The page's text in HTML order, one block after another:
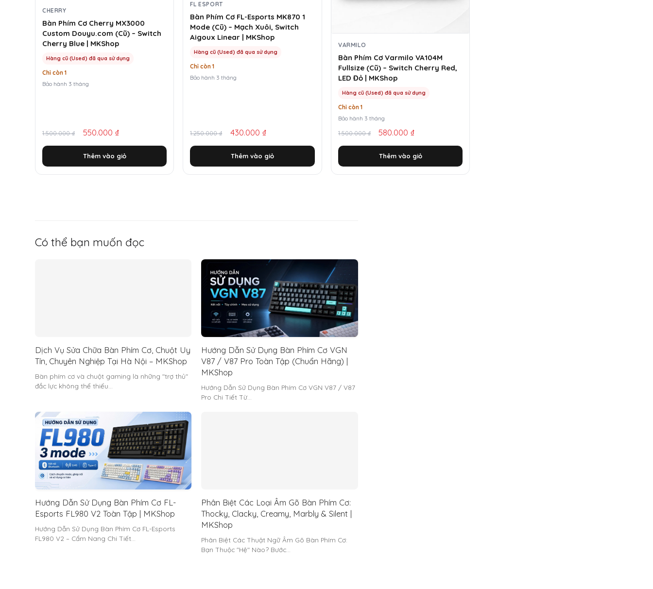
CHERRY
Bàn Phím Cơ Cherry MX3000
Custom Douyu.com (Cũ) – Switch
Cherry Blue | MKShop
Hàng cũ (Used) đã qua sử dụng
Chỉ còn 1
Bảo hành 3 tháng
1.500.000₫
Giá
gốc
550.000 ₫
Giá
hiện
Thêm vào giỏ
FL ESPORT
Bàn Phím Cơ FL-Esports MK870 1
Mode (Cũ) – Mạch Xuôi, Switch
Aigoux Linear | MKShop
Hàng cũ (Used) đã qua sử dụng
Chỉ còn 1
Bảo hành 3 tháng
1.250.000₫
Giá
gốc
430.000 ₫
Giá
hiện
Thêm vào giỏ
VARMILO
Bàn Phím Cơ Varmilo VA104M
Fullsize (Cũ) – Switch Cherry Red,
LED Đỏ | MKShop
Hàng cũ (Used) đã qua sử dụng
Chỉ còn 1
Bảo hành 3 tháng
1.500.000₫
Giá
gốc
580.000₫
Giá
hiện
Thêm vào giỏ
Có thể bạn muốn đọc
Dịch Vụ Sửa Chữa Bàn Phím Cơ, Chuột Uy
Tín, Chuyên Nghiệp Tại Hà Nội – MKShop
Bàn phím cơ và chuột gaming là những "trợ thủ"
đắc lực không thể thiếu…
Hướng Dẫn Sử Dụng Bàn Phím Cơ VGN
V87 / V87 Pro Toàn Tập (Chuẩn Hãng) |
MKShop
Hướng Dẫn Sử Dụng Bàn Phím Cơ VGN V87 / V87
Pro Chi Tiết Từ…
Hướng Dẫn Sử Dụng Bàn Phím Cơ FL-
Esports FL980 V2 Toàn Tập | MKShop
Hướng Dẫn Sử Dụng Bàn Phím Cơ FL-Esports
FL980 V2 – Cẩm Nang Chi Tiết…
Phân Biệt Các Loại Âm Gõ Bàn Phím Cơ:
Thocky, Clacky, Creamy, Marbly & Silent |
MKShop
Phân Biệt Các Thuật Ngữ Âm Gõ Bàn Phím Cơ:
Bạn Thuộc "Hệ" Nào? Bước…